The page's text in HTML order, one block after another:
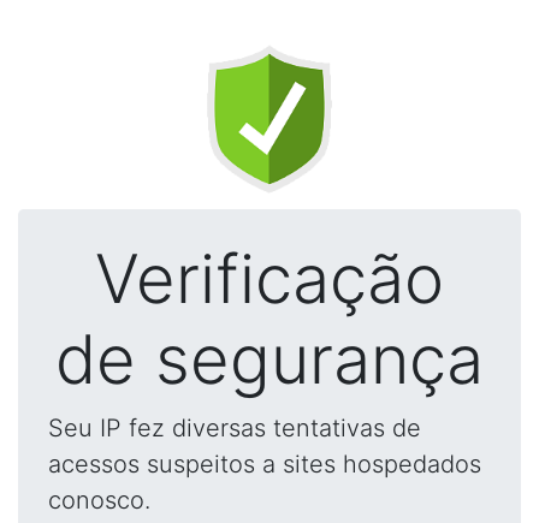
Verificação
de segurança
Seu IP fez diversas tentativas de
acessos suspeitos a sites hospedados
conosco.